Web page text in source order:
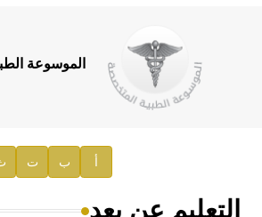
توصيات مجلس الإدارة
صدور المجلد السابع من
إعلان..
الموسوعة
أ ب ت
التعليم عن بعد